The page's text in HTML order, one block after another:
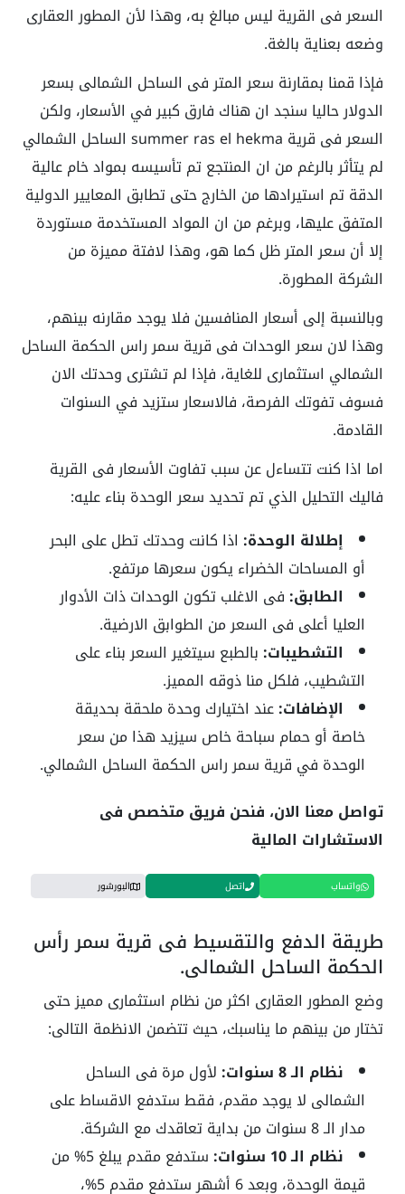
السعر فى القرية ليس مبالغ به، وهذا لأن المطور العقارى
وضعه بعناية بالغة.
فإذا قمنا بمقارنة سعر المتر فى الساحل الشمالى بسعر
الدولار حاليا سنجد ان هناك فارق كبير في الأسعار، ولكن
السعر فى قرية summer ras el hekma الساحل الشمالي
لم يتأثر بالرغم من ان المنتجع تم تأسيسه بمواد خام عالية
الدقة تم استيرادها من الخارج حتى تطابق المعايير الدولية
المتفق عليها، وبرغم من ان المواد المستخدمة مستوردة
إلا أن سعر المتر ظل كما هو، وهذا لافتة مميزة من
الشركة المطورة.
وبالنسبة إلى أسعار المنافسين فلا يوجد مقارنه بينهم،
وهذا لان سعر الوحدات فى قرية سمر راس الحكمة الساحل
الشمالي استثمارى للغاية، فإذا لم تشترى وحدتك الان
فسوف تفوتك الفرصة، فالاسعار ستزيد في السنوات
القادمة.
اما اذا كنت تتساءل عن سبب تفاوت الأسعار فى القرية
فاليك التحليل الذي تم تحديد سعر الوحدة بناء عليه:
إطلالة الوحدة: اذا كانت وحدتك تطل على البحر
أو المساحات الخضراء يكون سعرها مرتفع.
الطابق: فى الاغلب تكون الوحدات ذات الأدوار
العليا أعلى فى السعر من الطوابق الارضية.
التشطيبات: بالطبع سيتغير السعر بناء على
التشطيب، فلكل منا ذوقه المميز.
الإضافات:عند اختيارك وحدة ملحقة بحديقة
خاصة أو حمام سباحة خاص سيزيد هذا من سعر
الوحدة في قرية سمر راس الحكمة الساحل الشمالي.
تواصل معنا الان، فنحن فريق متخصص فى
الاستشارات المالية
واتساب اتصل البورشور
طريقة الدفع والتقسيط فى قرية سمر رأس
الحكمة الساحل الشمالي.
وضع المطور العقارى اكثر من نظام استثمارى مميز حتى
تختار من بينهم ما يناسبك، حيث تتضمن الانظمة التالى:
نظام الـ 8 سنوات:
لأول مرة فى الساحل
الشمالى لا يوجد مقدم، فقط ستدفع الاقساط على
مدار الـ 8 سنوات من بداية تعاقدك مع الشركة.
نظام الـ 10 سنوات:
ستدفع مقدم يبلغ 5% من
قيمة الوحدة، وبعد 6 أشهر ستدفع مقدم 5%،